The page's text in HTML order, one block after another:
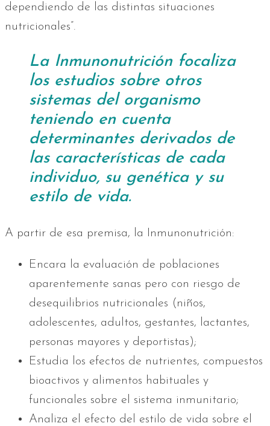
dependiendo de las distintas situaciones
nutricionales”.
La Inmunonutrición focaliza
los estudios sobre otros
sistemas del organismo
teniendo en cuenta
determinantes derivados de
las características de cada
individuo, su genética y su
estilo de vida.
A partir de esa premisa, la Inmunonutrición:
Encara la evaluación de poblaciones
aparentemente sanas pero con riesgo de
desequilibrios nutricionales (niños,
adolescentes, adultos, gestantes, lactantes,
personas mayores y deportistas);
Estudia los efectos de nutrientes, compuestos
bioactivos y alimentos habituales y
funcionales sobre el sistema inmunitario;
Analiza el efecto del estilo de vida sobre el